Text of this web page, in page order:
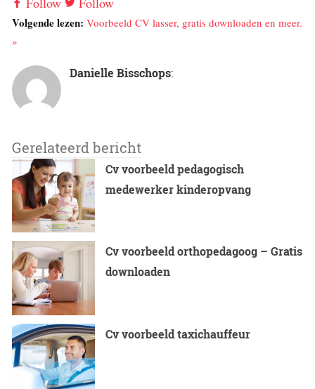
Volgende lezen: Voorbeeld CV lasser, gratis downloaden en meer.
»
Danielle Bisschops:
Gerelateerd bericht
Cv voorbeeld pedagogisch
medewerker kinderopvang
Cv voorbeeld orthopedagoog – Gratis
downloaden
Cv voorbeeld taxichauffeur